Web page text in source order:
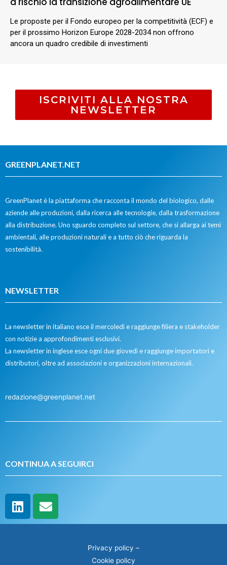
Le proposte per il Fondo europeo per la competitività (ECF) e
per il prossimo Horizon Europe 2028-2034 non offrono
ancora un quadro credibile di investimenti
ISCRIVITI ALLA NOSTRA
NEWSLETTER
GREENPLANET.NET
GreenPlanet è la piattaforma che racconta il mondo del biologico, dalle
aziende alle produzioni, dalla ricerca alle tecnologie, dalla trasformazione
alla distribuzione. Uno sguardo completo sul settore, che si allarga ai temi
ambientali, alle produzioni naturali e a tutto ciò che riguarda la
sostenibilità.
NEWSLETTER
La newsletter in italiano esce il mercoledì e raggiunge filiera e stakeholder
con notizie a approfondimenti esclusivi.
La newsletter in inglese esce ogni due giovedì e raggiunge importatori e
distributori, oltre ad associazioni e organizzazioni internazionali.
redazione@greenplanet.net
CONTINUA A SEGUIRCI
Privacy policy –
Cookie policy